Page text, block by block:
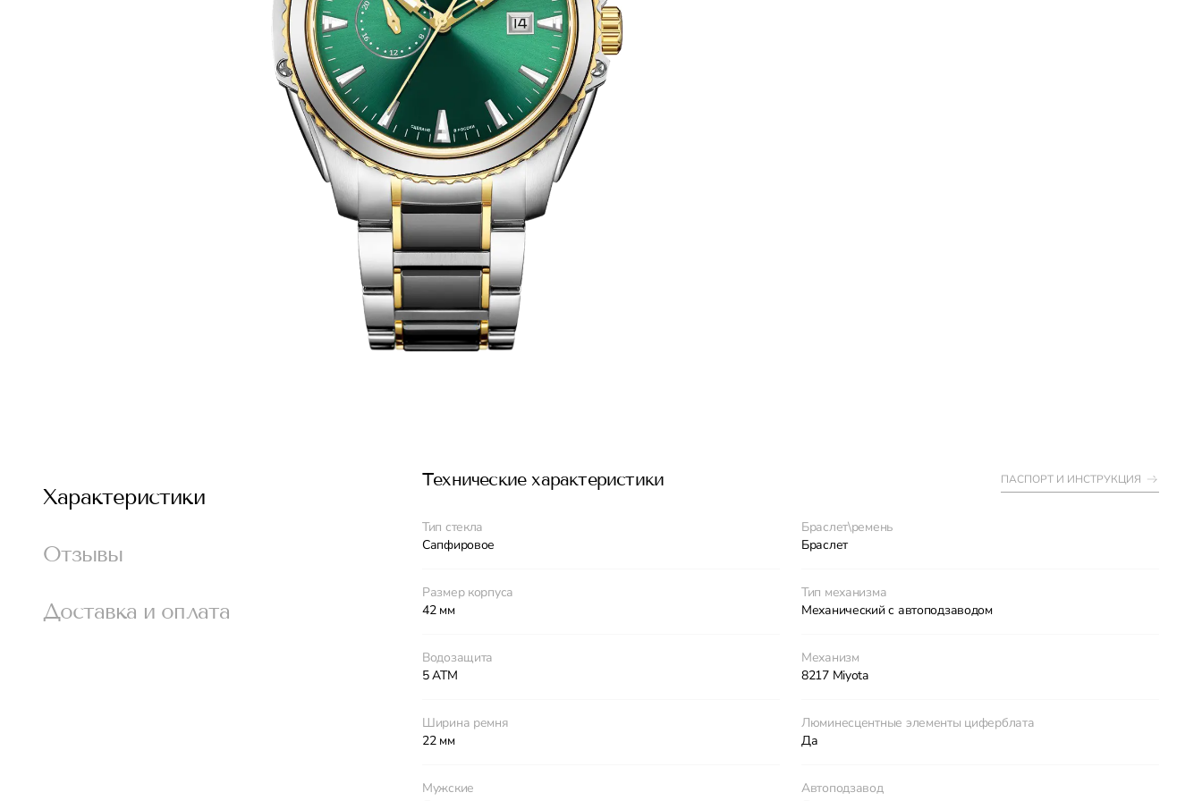
Характеристики
Отзывы
Доставка и оплата
Технические характеристики ПАСПОРТ И ИНСТРУКЦИЯ
Тип стекла
Сапфировое
Браслет\ремень
Браслет
Размер корпуса
42 мм
Тип механизма
Механический с автоподзаводом
Водозащита
5 АТМ
Механизм
8217 Miyota
Ширина ремня
22 мм
Люминесцентные элементы циферблата
Да
Мужские
Автоподзавод